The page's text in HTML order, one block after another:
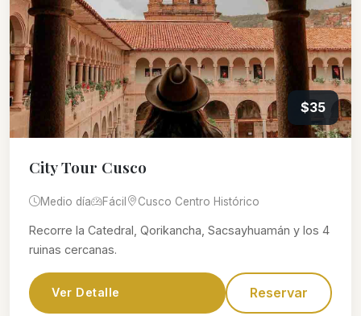
$35
City Tour Cusco
Medio día Fácil Cusco Centro Histórico
Recorre la Catedral, Qorikancha, Sacsayhuamán y los 4
ruinas cercanas.
Ver Detalle Reservar